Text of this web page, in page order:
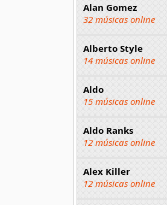
Alan Gomez
32 músicas online
Alberto Style
14 músicas online
Aldo
15 músicas online
Aldo Ranks
12 músicas online
Alex Killer
12 músicas online